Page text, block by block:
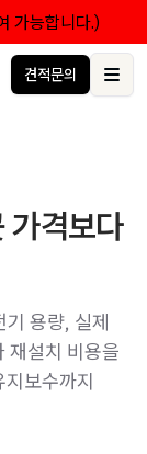
가능합니다.)
쇼케이스
견적문의
가격보다
용량, 실제
재설치 비용을
보수까지